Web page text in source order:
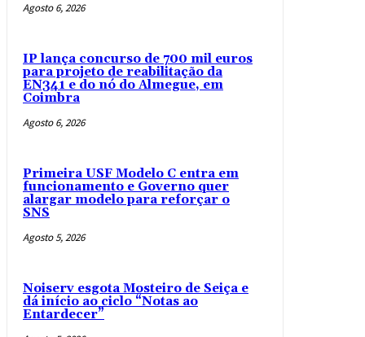
Agosto 6, 2026
IP lança concurso de 700 mil euros
para projeto de reabilitação da
EN341 e do nó do Almegue, em
Coimbra
Agosto 6, 2026
Primeira USF Modelo C entra em
funcionamento e Governo quer
alargar modelo para reforçar o
SNS
Agosto 5, 2026
Noiserv esgota Mosteiro de Seiça e
dá início ao ciclo “Notas ao
Entardecer”